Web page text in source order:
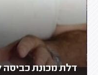
דלת מכונת